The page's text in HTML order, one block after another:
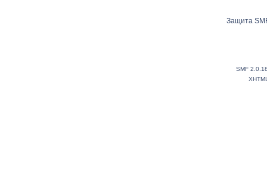
Защита
SMF